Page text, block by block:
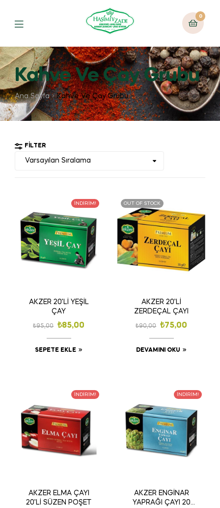
0
Kahve Ve Çay Grubu
Ana Sayfa Kahve Ve Çay Grubu
FILTER
İNDIRIM!
AKZER 20’Lİ YEŞİL
ÇAY
₺95,00 ₺85,00
SEPETE EKLE
OUT OF STOCK
AKZER 20’Lİ
ZERDEÇAL ÇAYI
₺90,00 ₺75,00
DEVAMINI OKU
İNDIRIM!
AKZER ELMA ÇAYI
20’Lİ SÜZEN POŞET
İNDIRIM!
AKZER ENGİNAR
YAPRAĞI ÇAYI 20